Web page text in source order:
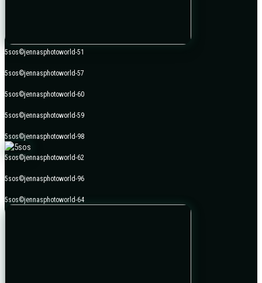
5sos©jennasphotoworld-51
5sos©jennasphotoworld-57
5sos©jennasphotoworld-60
5sos©jennasphotoworld-59
5sos©jennasphotoworld-98
5sos©jennasphotoworld-62
5sos©jennasphotoworld-96
5sos©jennasphotoworld-64